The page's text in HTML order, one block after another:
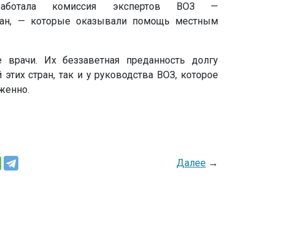
комиссия экспертов ВОЗ —
— которые оказывали помощь местным
Их беззаветная преданность долгу
стран, так и у руководства ВОЗ, которое
Далее→